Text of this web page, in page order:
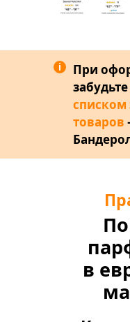
При
товаров
i
в